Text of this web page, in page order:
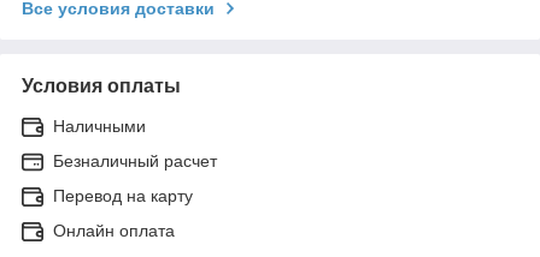
Все условия доставки
Условия оплаты
Наличными
Безналичный расчет
Перевод на карту
Онлайн оплата